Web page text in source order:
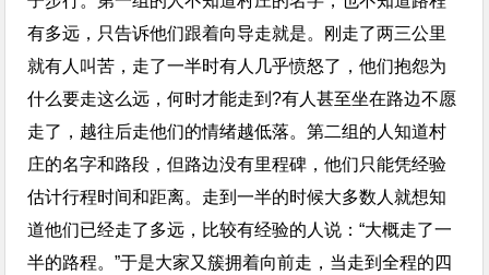
有多远，只告诉他们跟着向导走就是。刚走了两三公里
就有人叫苦，走了一半时有人几乎愤怒了，他们抱怨为
什么要走这么远，何时才能走到?有人甚至坐在路边不愿
走了，越往后走他们的情绪越低落。第二组的人知道村
庄的名字和路段，但路边没有里程碑，他们只能凭经验
估计行程时间和距离。走到一半的时候大多数人就想知
道他们已经走了多远，比较有经验的人说：“大概走了一
半的路程。”于是大家又簇拥着向前走，当走到全程的四